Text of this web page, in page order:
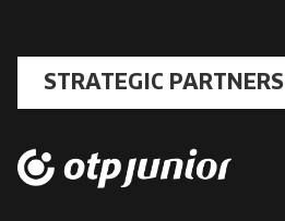
STRATEGIC PARTNERS